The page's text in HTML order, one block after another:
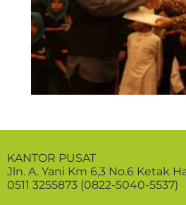
KANTOR PUSAT
Jln. A. Yani Km 6,3 No.6 Ketak
0511 3255873 (0822-5040-5537)